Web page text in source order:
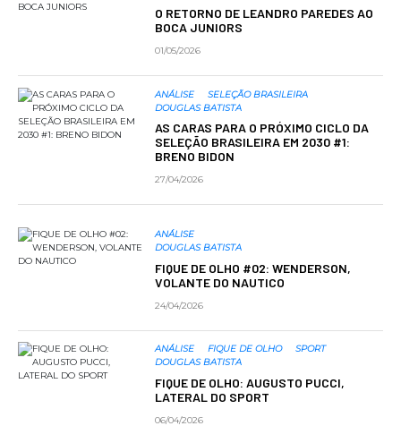
O RETORNO DE LEANDRO PAREDES AO
BOCA JUNIORS
01/05/2026
ANÁLISE
SELEÇÃO BRASILEIRA
DOUGLAS BATISTA
AS CARAS PARA O PRÓXIMO CICLO DA
SELEÇÃO BRASILEIRA EM 2030 #1:
BRENO BIDON
27/04/2026
ANÁLISE
DOUGLAS BATISTA
FIQUE DE OLHO #02: WENDERSON,
VOLANTE DO NAUTICO
24/04/2026
ANÁLISE FIQUE DE OLHO
SPORT
DOUGLAS BATISTA
FIQUE DE OLHO: AUGUSTO PUCCI,
LATERAL DO SPORT
06/04/2026